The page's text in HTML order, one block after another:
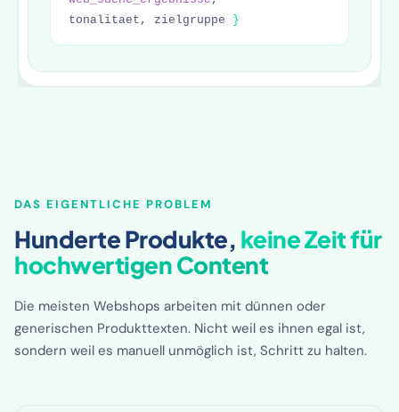
Meta-Description
Alt-Text
Hunderte Produkte,keine Zeit für
hochwertigen Content
Die meisten Webshops arbeiten mit dünnen oder
generischen Produkttexten. Nicht weil es ihnen egal ist,